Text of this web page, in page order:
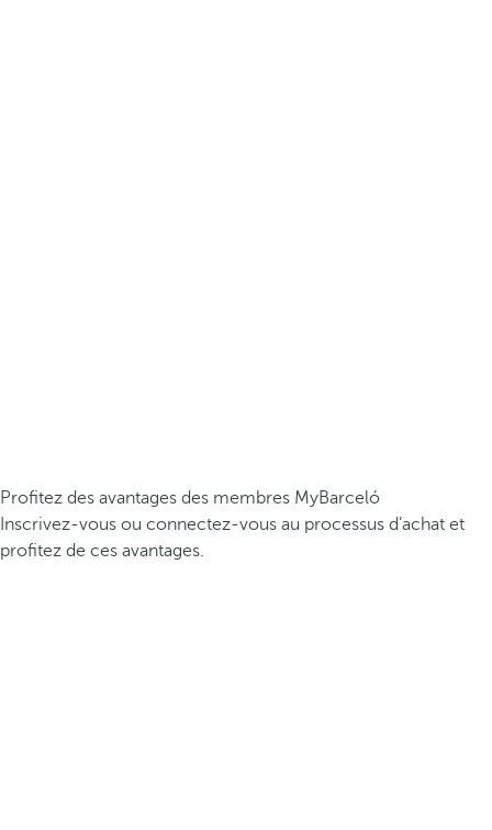
Profitez des avantages des membres MyBarceló
Inscrivez-vous ou connectez-vous au processus d’achat et
profitez de ces avantages.